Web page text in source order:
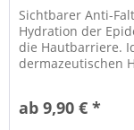
Sichtbarer Anti-
Hydration der
die Hautbarriere.
dermazeutischen
ab 9,90 € *